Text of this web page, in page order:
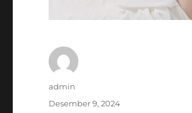
Author
admin
Posted
Desember 9, 2024